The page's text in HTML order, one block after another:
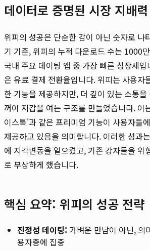
데이터로 증명된 시장 지배력
위피의 성공은 단순한 감이 아닌 숫자로 나
기 기준, 위피의 누적 다운로드 수는 1000
국내 주요 데이팅 앱 중 가장 빠른 성장세
은 유료 결제 전환율입니다. 위피는 사용자
한 기능을 제공하지만, 더 깊이 있는 소통
꺼이 지갑을 여는 구조를 만들었습니다. 이
이스톡'과 같은 프리미엄 기능이 사용자들
제공하고 있음을 의미합니다. 이러한 성과는
에 지각변동을 일으켰고, 기존 강자들을 위
로 부상하게 했습니다.
핵심 요약: 위피의 성공 전략
진정성 데이팅: 가벼운 만남이 아닌, 의
용자층에 집중